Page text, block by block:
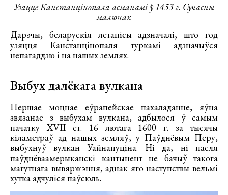
Узяцце Канстанцінопаля асманамі ў 1453 г. Сучасны
малюнак
Дарэчы, беларускія летапісы адзначалі, што год
узяцця Канстанцінопаля туркамі адзначыўся
непагаддзю і на нашых землях.
Выбух далёкага вулкана
Першае моцнае еўрапейскае пахаладанне, яўна
звязанае з выбухам вулкана, адбылося ў самым
пачатку XVII ст. 16 лютага 1600 г. за тысячы
кіламетраў ад нашых земляў, у Паўднёвым Перу,
выбухнуў вулкан Уайнапуціна. Ні да, ні пасля
паўднёваамерыканскі кантынент не бачыў такога
магутнага вывяржэння, аднак яго наступствы вельмі
хутка адчуліся паўсюль.